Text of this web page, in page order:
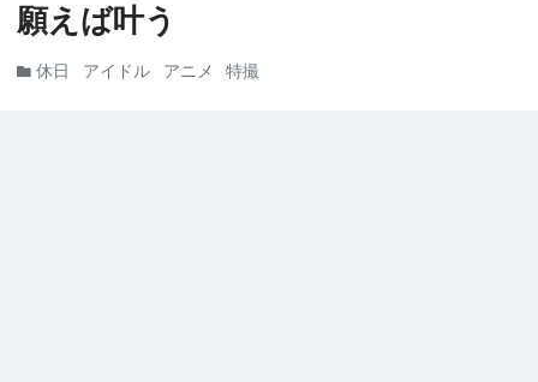
願えば叶う
休日 アイドル アニメ 特撮